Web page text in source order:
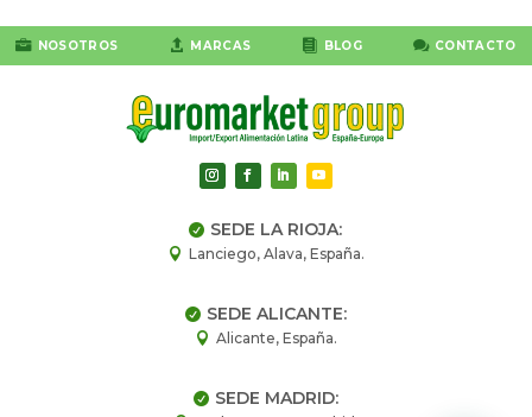
 NOSOTROS  MARCAS  BLOG  CONTACTO
 SEDE LA RIOJA:
 Lanciego, Alava, España.
 SEDE ALICANTE:
 Alicante, España.
 SEDE MADRID: